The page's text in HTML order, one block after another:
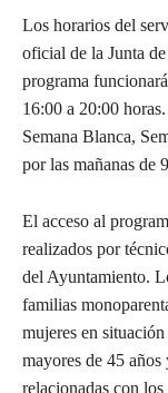
Los horarios del
oficial de la Junta
programa
16:00 a 20:00
Semana Blanca,
por las mañanas de
El acceso al
realizados por
del Ayuntamiento.
familias
mujeres en
mayores de 45
relacionadas con